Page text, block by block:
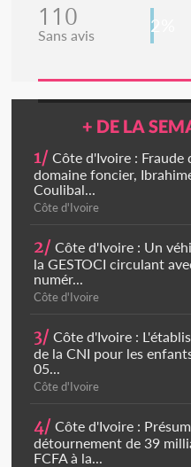
110
Sans avis 2%
+ DE LA
1/ Côte d'Ivoire : Fraude
domaine foncier,
Coulibal...
Côte d'Ivoire
2/ Côte d'Ivoire : Un
la GESTOCI circulant
numér...
Côte d'Ivoire
3/ Côte d'Ivoire :
de la CNI pour les
05...
Côte d'Ivoire
4/ Côte d'Ivoire :
détournement de 39
FCFA à la...